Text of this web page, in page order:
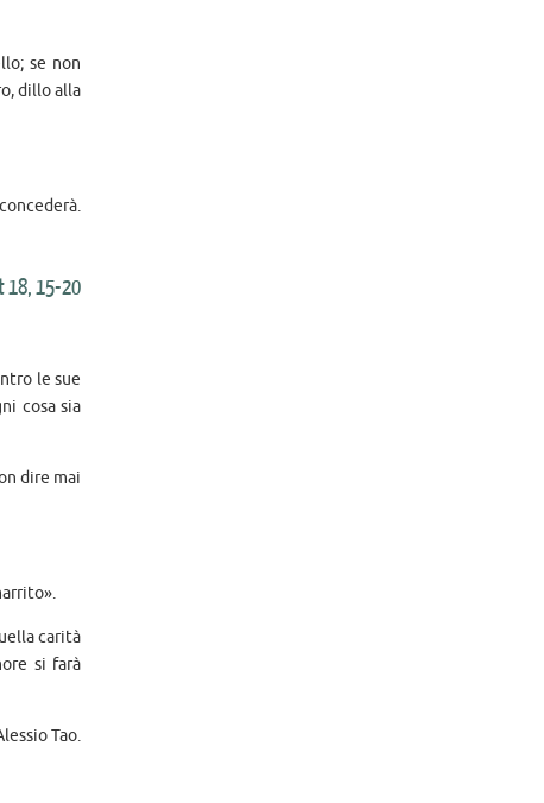
se non
dillo alla
18, 15-20
le sue
cosa sia
dire mai
carità
si farà
Tao.